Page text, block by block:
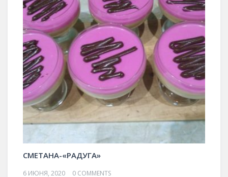
СМЕТАНА-«РАДУГА»
6 ИЮНЯ, 2020 0 COMMENTS